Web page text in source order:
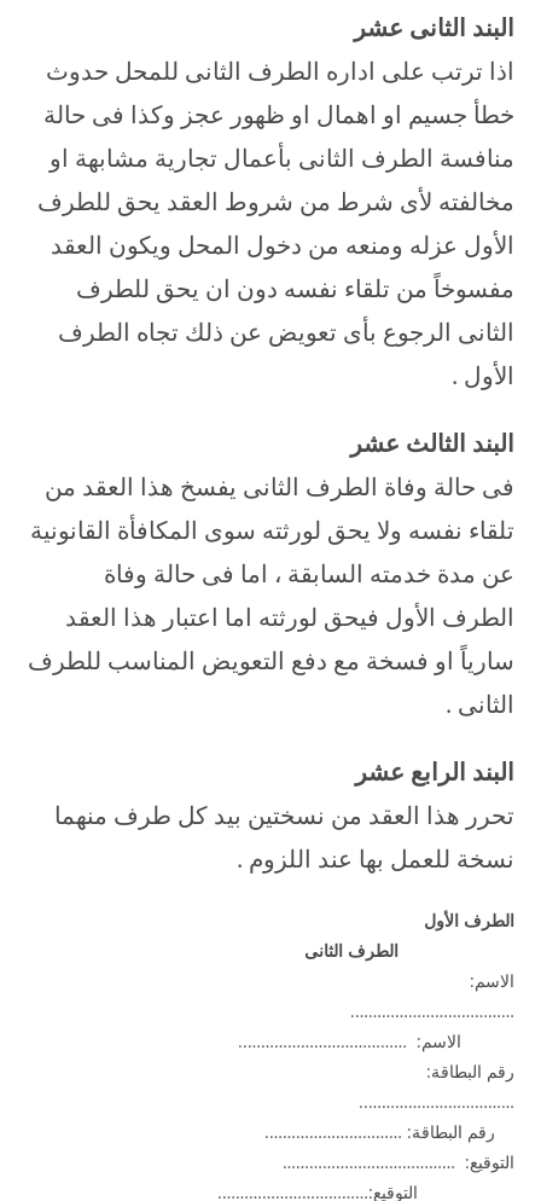
البند الثانى عشر
اذا ترتب على اداره الطرف الثانى للمحل حدوث
خطأ جسيم او اهمال او ظهور عجز وكذا فى حالة
منافسة الطرف الثانى بأعمال تجارية مشابهة او
مخالفته لأى شرط من شروط العقد يحق للطرف
الأول عزله ومنعه من دخول المحل ويكون العقد
مفسوخاً من تلقاء نفسه دون ان يحق للطرف
الثانى الرجوع بأى تعويض عن ذلك تجاه الطرف
الأول .
البند الثالث عشر
فى حالة وفاة الطرف الثانى يفسخ هذا العقد من
تلقاء نفسه ولا يحق لورثته سوى المكافأة القانونية
عن مدة خدمته السابقة ، اما فى حالة وفاة
الطرف الأول فيحق لورثته اما اعتبار هذا العقد
سارياً او فسخة مع دفع التعويض المناسب للطرف
الثانى .
البند الرابع عشر
تحرر هذا العقد من نسختين بيد كل طرف منهما
نسخة للعمل بها عند اللزوم .
الطرف الأول
الطرف الثانى
الاسم:
……………………………….
الاسم: ………………………………..
رقم البطاقة:
……………………………..
رقم البطاقة: ………………………….
التوقيع: …………………………………
التوقيع:…………………………….